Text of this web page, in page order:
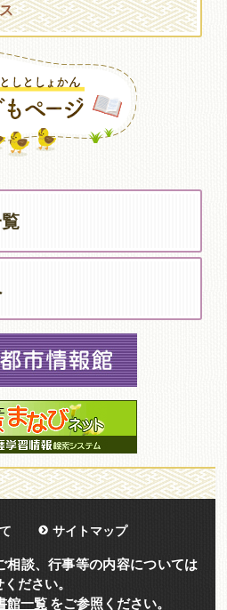
サイトマップ
相談、行事等の内容については
ださい。
館一覧をご参照ください。